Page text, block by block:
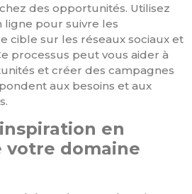
des opportunités. Utilisez
ligne pour suivre les
cible sur les réseaux sociaux et
processus peut vous aider à
et créer des campagnes
aux besoins et aux
en
votre domaine